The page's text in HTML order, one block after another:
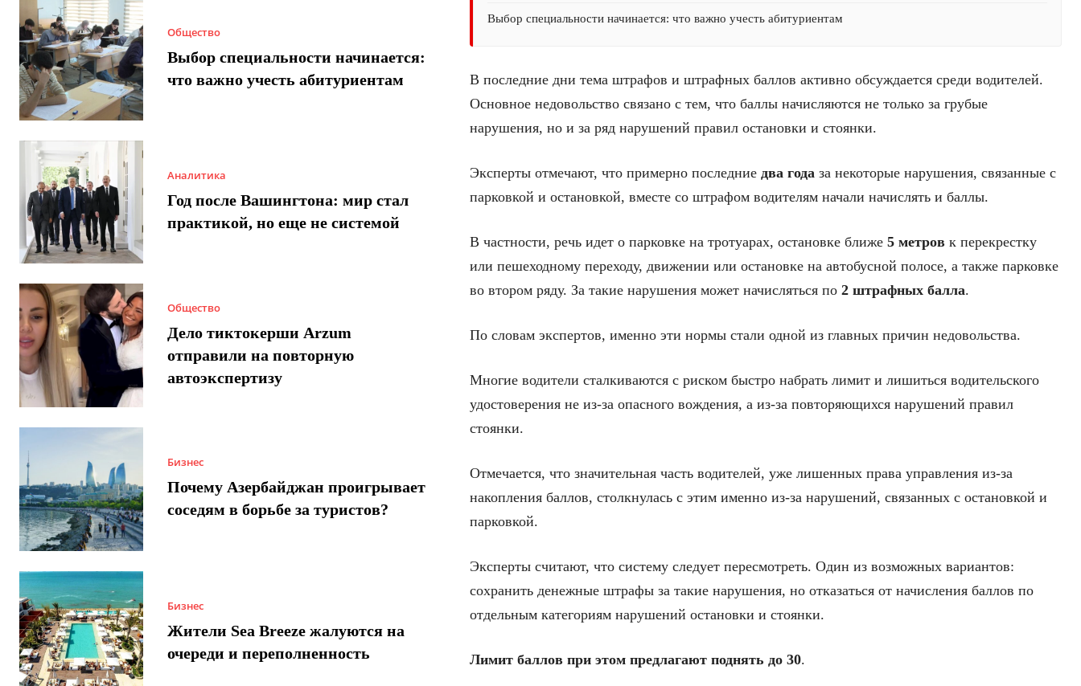
Общество
Выбор специальности начинается:
что важно учесть абитуриентам
Аналитика
Год после Вашингтона: мир стал
практикой, но еще не системой
Общество
Дело тиктокерши Arzum
отправили на повторную
автоэкспертизу
Бизнес
Почему Азербайджан проигрывает
соседям в борьбе за туристов?
Бизнес
Жители Sea Breeze жалуются на
очереди и переполненность
Выбор специальности начинается: что важно учесть абитуриентам
В последние дни тема штрафов и штрафных баллов активно обсуждается среди водителей.
Основное недовольство связано с тем, что баллы начисляются не только за грубые
нарушения, но и за ряд нарушений правил остановки и стоянки.
Эксперты отмечают, что примерно последние два года за некоторые нарушения, связанные с
парковкой и остановкой, вместе со штрафом водителям начали начислять и баллы.
В частности, речь идет о парковке на тротуарах, остановке ближе 5 метров к перекрестку
или пешеходному переходу, движении или остановке на автобусной полосе, а также парковке
во втором ряду. За такие нарушения может начисляться по 2 штрафных балла.
По словам экспертов, именно эти нормы стали одной из главных причин недовольства.
Многие водители сталкиваются с риском быстро набрать лимит и лишиться водительского
удостоверения не из-за опасного вождения, а из-за повторяющихся нарушений правил
стоянки.
Отмечается, что значительная часть водителей, уже лишенных права управления из-за
накопления баллов, столкнулась с этим именно из-за нарушений, связанных с остановкой и
парковкой.
Эксперты считают, что систему следует пересмотреть. Один из возможных вариантов:
сохранить денежные штрафы за такие нарушения, но отказаться от начисления баллов по
отдельным категориям нарушений остановки и стоянки.
Лимит баллов при этом предлагают поднять до 30.